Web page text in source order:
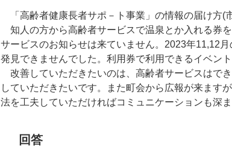
「高齢者健康長者サポ－ト事業」の情報の届け方(
知人の方から高齢者サービスで温泉とか入れる券
サービスのお知らせは来ていません。2023年11,12
発見できませんでした。利用券で利用できるイベン
改善していただきたいのは、高齢者サービスはで
していただきたいです。また町会から広報が来ます
法を工夫していただければコミュニケーションも深ま
回答